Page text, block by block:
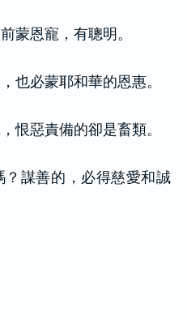
蒙恩寵，有聰明。
也必蒙耶和華的恩惠。
恨惡責備的卻是畜類。
謀善的，必得慈愛和誠